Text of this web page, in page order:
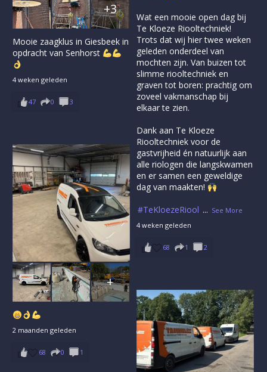
+3
Mooie zaagklus in Giesbeek in
opdracht van Senhorst
4 weken geleden
47 0 3
Wat een mooie open dag bij
Te Kloeze Riooltechniek!
Trots dat wij hier twee weken
geleden onderdeel van
mochten zijn. Van buizen tot
slimme riooltechniek en
graven tot boren: prachtig om
zoveel vakmanschap bij
elkaar te zien.
Dank aan Te Kloeze
Riooltechniek voor de
gastvrijheid én natuurlijk aan
alle riologen die langskwamen
en er samen een geweldige
dag van maakten!
#TeKloezeRiool ... See More
4 weken geleden
68 1 2
+
2 maanden geleden
68 0 1